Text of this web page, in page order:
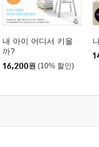
내 아이 어디서 키울
까?
16,200원 (10% 할인)